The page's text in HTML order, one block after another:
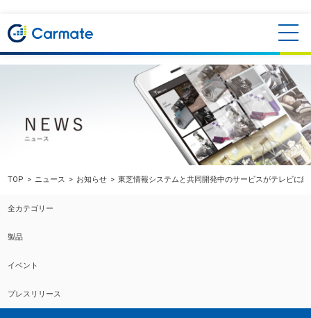
TOP ニュース お知らせ 東芝情報システムと共同開発中のサービスがテレビに
全カテゴリー
製品
イベント
プレスリリース